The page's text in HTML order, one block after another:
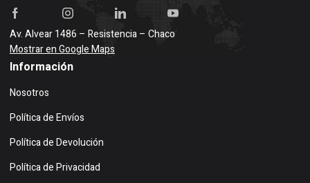
Av. Alvear 1486 – Resistencia – Chaco
Mostrar en Google Maps
Información
Nosotros
Política de Envíos
Política de Devolución
Política de Privacidad